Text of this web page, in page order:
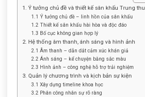
1. Ý tưởng chủ đề và thiết kế sân khấu Trung thu
1.1 Ý tưởng chủ đề – linh hồn của sân khấu
1.2 Thiết kế sân khấu hài hòa và độc đáo
1.3 Bố cục không gian hợp lý
2. Hệ thống âm thanh, ánh sáng và hình ảnh
2.1 Âm thanh – dẫn dắt cảm xúc khán giả
2.2 Ánh sáng – kể chuyện bằng sắc màu
2.3 Hình ảnh – công nghệ hỗ trợ trải nghiệm
3. Quản lý chương trình và kịch bản sự kiện
3.1 Xây dựng timeline khoa học
3.2 Phân công nhân sự rõ ràng